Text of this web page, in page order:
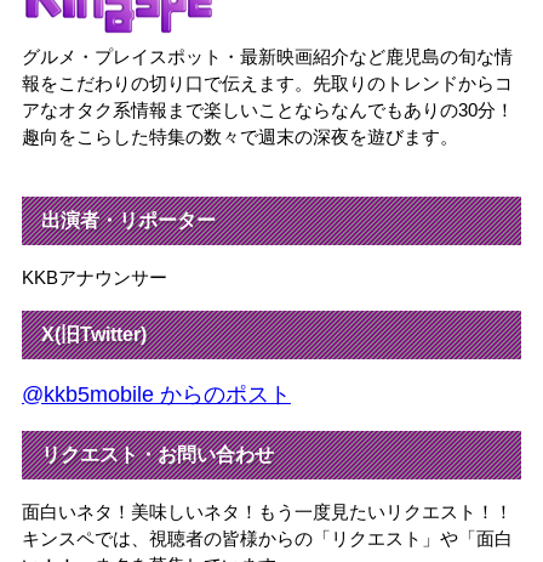
グルメ・プレイスポット・最新映画紹介など鹿児島の旬な情
報をこだわりの切り口で伝えます。先取りのトレンドからコ
アなオタク系情報まで楽しいことならなんでもありの30分！
趣向をこらした特集の数々で週末の深夜を遊びます。
出演者・リポーター
KKBアナウンサー
X(旧Twitter)
@kkb5mobile からのポスト
リクエスト・お問い合わせ
面白いネタ！美味しいネタ！もう一度見たいリクエスト！！
キンスペでは、視聴者の皆様からの「リクエスト」や「面白